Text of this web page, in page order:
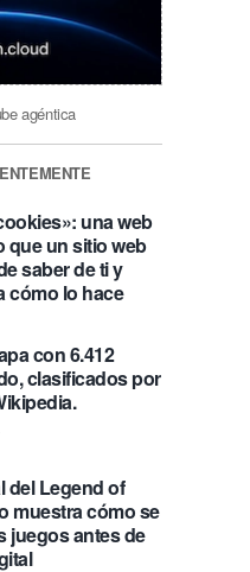
agéntica
una web
que un sitio web
saber de ti y
cómo lo hace
con 6.412
clasificados por
del Legend of
muestra cómo se
juegos antes de